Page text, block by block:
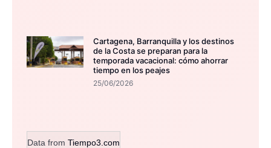
Cartagena, Barranquilla y los destinos
de la Costa se preparan para la
temporada vacacional: cómo ahorrar
tiempo en los peajes
25/06/2026
Data from Tiempo3.com